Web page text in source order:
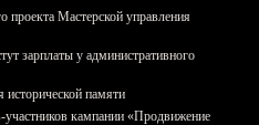
Мастерской управления
зарплаты у административного
памяти
кампании «Продвижение